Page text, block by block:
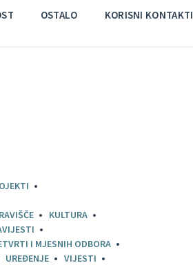
OSTALO KORISNI KONTAKTI
KULTURA
I MJESNIH ODBORA
UREĐENJE
VIJESTI